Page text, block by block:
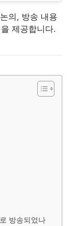
의, 방송 내용
제공합니다.
방송되었나